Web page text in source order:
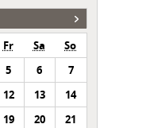
Fr Sa
So
5 6
7
12 13
14
19 20
21